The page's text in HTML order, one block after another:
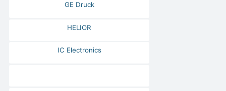
GE Druck
HELIOR
IC Electronics